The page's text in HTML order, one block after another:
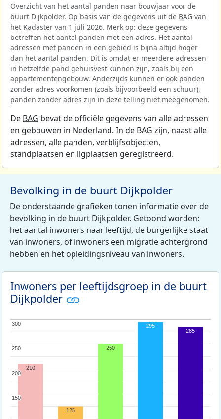
Overzicht van het aantal panden naar bouwjaar voor de
buurt Dijkpolder. Op basis van de gegevens uit de BAG van
het Kadaster van 1 juli 2026. Merk op: deze gegevens
betreffen het aantal panden met een adres. Het aantal
adressen met panden in een gebied is bijna altijd hoger
dan het aantal panden. Dit is omdat er meerdere adressen
in hetzelfde pand gehuisvest kunnen zijn, zoals bij een
appartementengebouw. Anderzijds kunnen er ook panden
zonder adres voorkomen (zoals bijvoorbeeld een schuur),
panden zonder adres zijn in deze telling niet meegenomen.
De BAG bevat de officiële gegevens van alle adressen
en gebouwen in Nederland. In de BAG zijn, naast alle
adressen, alle panden, verblijfsobjecten,
standplaatsen en ligplaatsen geregistreerd.
Bevolking in de buurt Dijkpolder
De onderstaande grafieken tonen informatie over de
bevolking in de buurt Dijkpolder. Getoond worden:
het aantal inwoners naar leeftijd, de burgerlijke staat
van inwoners, of inwoners een migratie achtergrond
hebben en het opleidingsniveau van inwoners.
Inwoners per leeftijdsgroep in de buurt
Dijkpolder
150
150
200
200
250
250
300
300
210
125
250
295
285